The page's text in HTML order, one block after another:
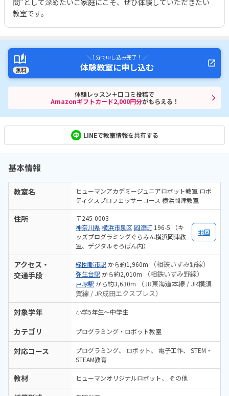
教室です。
無料
＼ 1分で申し込み完了！ ／
体験教室に申し込む
体験レッスン＋口コミ投稿で
Amazonギフトカード2,000円分がもらえる！
LINEで教室情報を共有する
基本情報
教室名
ヒューマンアカデミージュニアロボット教室 ロボ
ティクスプロフェッサーコース 横浜岡津教室
住所
〒245-0003
神奈川県横浜市泉区 岡津町 196-5 （キ
ッズプログラミングぐらみん横浜岡津教
室、デジタルそろばん内）
地図
アクセス・
交通手段
緑園都市駅 から約1,960m （相鉄いずみ野線）
弥生台駅 から約2,010m （相鉄いずみ野線）
戸塚駅 から約3,630m
（JR東海道本線 / JR横須
賀線 / JR成田エクスプレス）
対象学年 小学5年生～中学生
カテゴリ プログラミング・ロボット教室
対応コース プログラミング ロボット 電子工作
STEM・
STEAM教育
教材 ヒューマンオリジナルロボット その他